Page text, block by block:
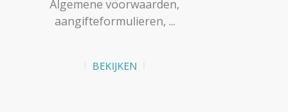
Algemene voorwaarden,
aangifteformulieren, ...
BEKIJKEN